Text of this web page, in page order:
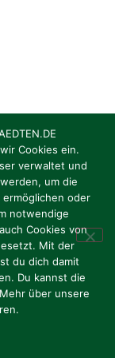
Cookies ein.
verwaltet und
um die
ermöglichen oder
notwendige
Cookies von
Mit der
du dich damit
Du kannst die
über unsere